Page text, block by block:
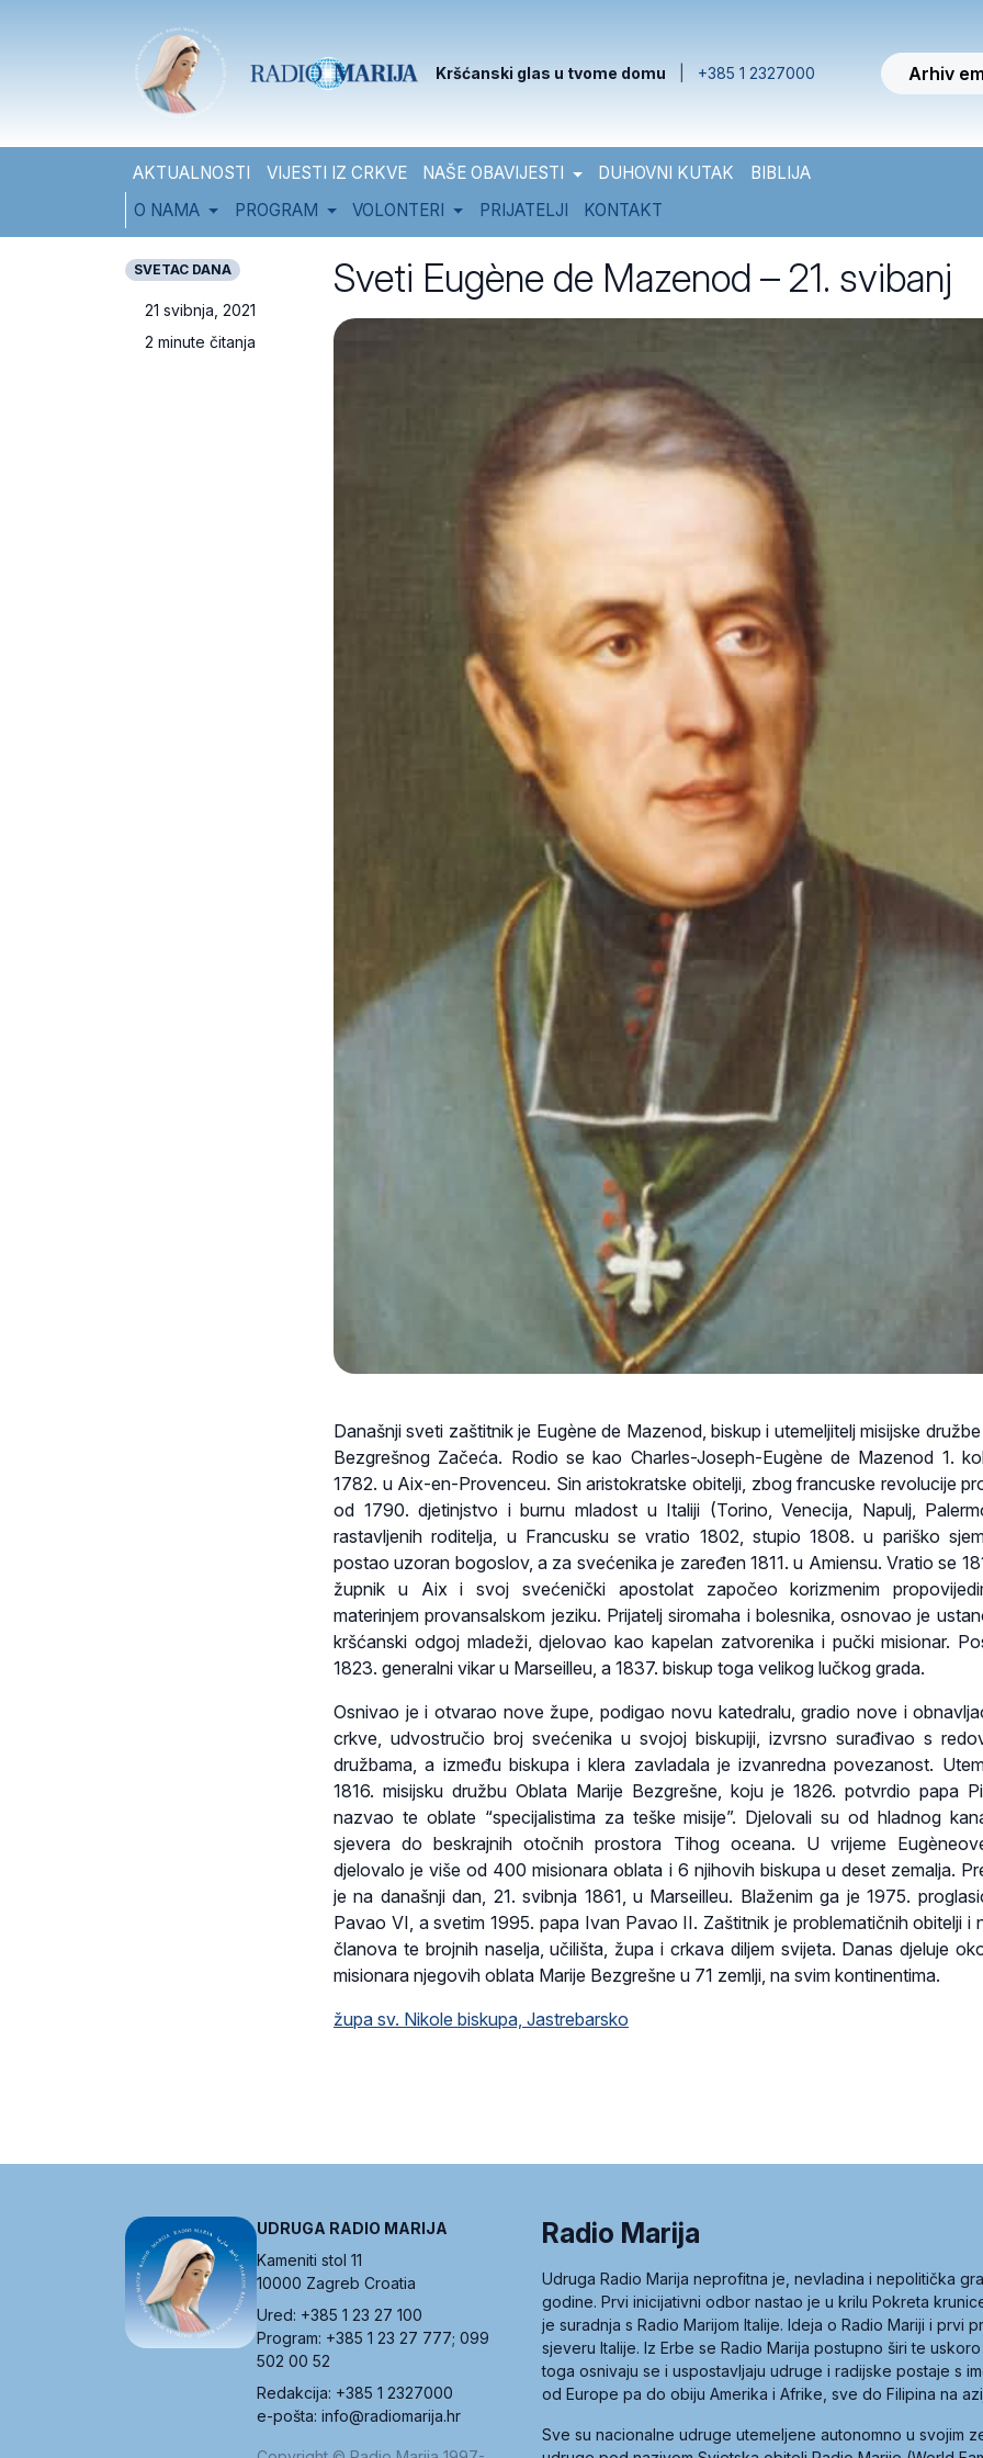
Kršćanski glas u tvome domu +385 1 2327000 Arhiv
AKTUALNOSTI VIJESTI IZ CRKVE NAŠE OBAVIJESTI DUHOVNI KUTAK
BIBLIJA
O NAMA
PROGRAM VOLONTERI PRIJATELJI KONTAKT
SVETAC DANA
21 svibnja, 2021
2 minute čitanja
Sveti Eugène de Mazenod – 21. svibanj
Današnji sveti zaštitnik je Eugène de Mazenod, biskup i utemeljitelj misijske
Bezgrešnog Začeća. Rodio se kao Charles-Joseph-Eugène de Mazenod 1.
1782. u Aix-en-Provenceu. Sin aristokratske obitelji, zbog francuske revolucije
od 1790. djetinjstvo i burnu mladost u Italiji (Torino, Venecija, Napulj,
rastavljenih roditelja, u Francusku se vratio 1802, stupio 1808. u pariško
postao uzoran bogoslov, a za svećenika je zaređen 1811. u Amiensu. Vratio se
župnik u Aix i svoj svećenički apostolat započeo korizmenim
materinjem provansalskom jeziku. Prijatelj siromaha i bolesnika, osnovao je
kršćanski odgoj mladeži, djelovao kao kapelan zatvorenika i pučki misionar.
1823. generalni vikar u Marseilleu, a 1837. biskup toga velikog lučkog grada.
Osnivao je i otvarao nove župe, podigao novu katedralu, gradio nove i
crkve, udvostručio broj svećenika u svojoj biskupiji, izvrsno surađivao s
družbama, a između biskupa i klera zavladala je izvanredna povezanost.
1816. misijsku družbu Oblata Marije Bezgrešne, koju je 1826. potvrdio papa
nazvao te oblate “specijalistima za teške misije”. Djelovali su od hladnog
sjevera do beskrajnih otočnih prostora Tihog oceana. U vrijeme
djelovalo je više od 400 misionara oblata i 6 njihovih biskupa u deset zemalja.
je na današnji dan, 21. svibnja 1861, u Marseilleu. Blaženim ga je 1975.
Pavao VI, a svetim 1995. papa Ivan Pavao II. Zaštitnik je problematičnih obitelji i
članova te brojnih naselja, učilišta, župa i crkava diljem svijeta. Danas djeluje
misionara njegovih oblata Marije Bezgrešne u 71 zemlji, na svim kontinentima.
župa sv. Nikole biskupa, Jastrebarsko
UDRUGA RADIO MARIJA
Kameniti stol 11
10000 Zagreb Croatia
Ured: +385 1 23 27 100
Program: +385 1 23 27 777; 099
502 00 52
Redakcija: +385 1 2327000
e-pošta: info@radiomarija.hr
Radio Marija
Udruga Radio Marija neprofitna je, nevladina i nepolitička
godine. Prvi inicijativni odbor nastao je u krilu Pokreta
je suradnja s Radio Marijom Italije. Ideja o Radio Mariji i prvi
sjeveru Italije. Iz Erbe se Radio Marija postupno širi te
toga osnivaju se i uspostavljaju udruge i radijske postaje s
od Europe pa do obiju Amerika i Afrike, sve do Filipina na
Sve su nacionalne udruge utemeljene autonomno u svojim